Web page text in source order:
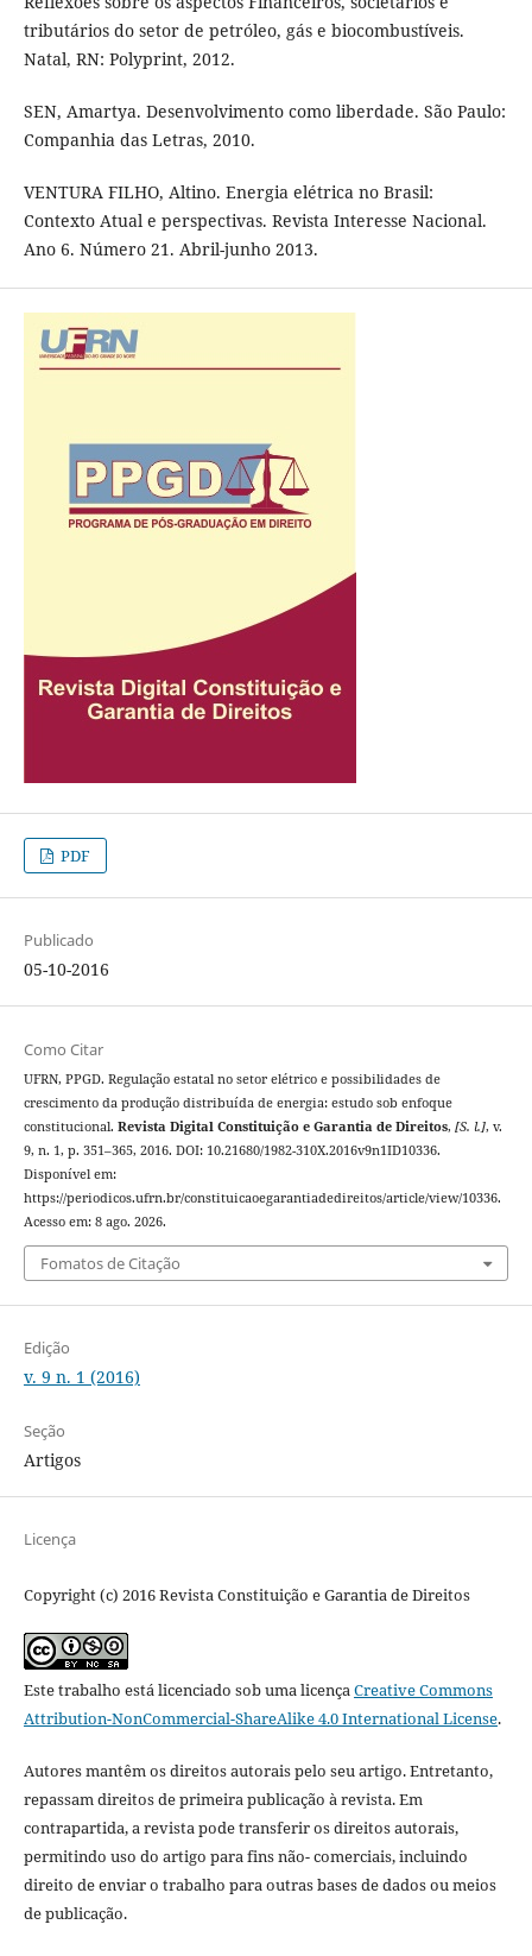
tributários do setor de petróleo, gás e biocombustíveis.
Natal, RN: Polyprint, 2012.
SEN, Amartya. Desenvolvimento como liberdade. São Paulo:
Companhia das Letras, 2010.
VENTURA FILHO, Altino. Energia elétrica no Brasil:
Contexto Atual e perspectivas. Revista Interesse Nacional.
Ano 6. Número 21. Abril-junho 2013.
PDF
Publicado
05-10-2016
Como Citar
UFRN, PPGD. Regulação estatal no setor elétrico e possibilidades de
crescimento da produção distribuída de energia: estudo sob enfoque
constitucional. Revista Digital Constituição e Garantia de Direitos, [S. l.], v.
9, n. 1, p. 351–365, 2016. DOI: 10.21680/1982-310X.2016v9n1ID10336.
Disponível em:
https://periodicos.ufrn.br/constituicaoegarantiadedireitos/article/view/10336.
Acesso em: 8 ago. 2026.
Fomatos de Citação
Edição
v. 9 n. 1 (2016)
Seção
Artigos
Licença
Copyright (c) 2016 Revista Constituição e Garantia de Direitos
Este trabalho está licenciado sob uma licençaCreative Commons
Attribution-NonCommercial-ShareAlike 4.0 International License.
Autores mantêm os direitos autorais pelo seu artigo. Entretanto,
repassam direitos de primeira publicação à revista. Em
contrapartida, a revista pode transferir os direitos autorais,
permitindo uso do artigo para fins não- comerciais, incluindo
direito de enviar o trabalho para outras bases de dados ou meios
de publicação.